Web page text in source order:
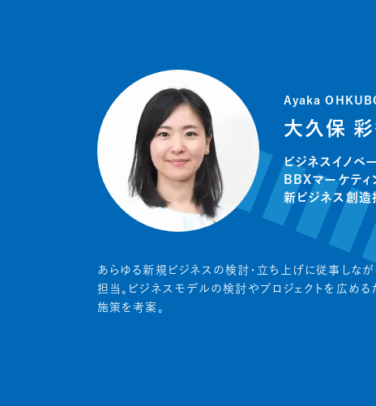
Ayaka
大久保
ビジネスイノベ
BBXマーケティ
新ビジネス創造
あらゆる新規ビジネスの検討・立ち上げに従事しなが
担当。ビジネスモデルの検討やプロジェクトを広める
施策を考案。